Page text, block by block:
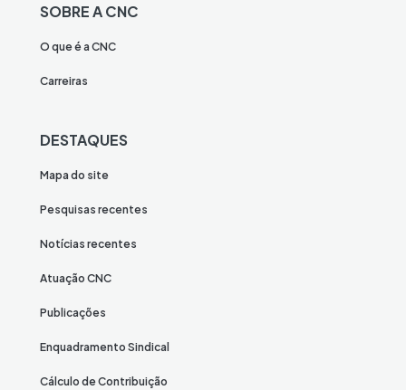
SOBRE A CNC
O que é a CNC
Carreiras
DESTAQUES
Mapa do site
Pesquisas recentes
Notícias recentes
Atuação CNC
Publicações
Enquadramento Sindical
Cálculo de Contribuição